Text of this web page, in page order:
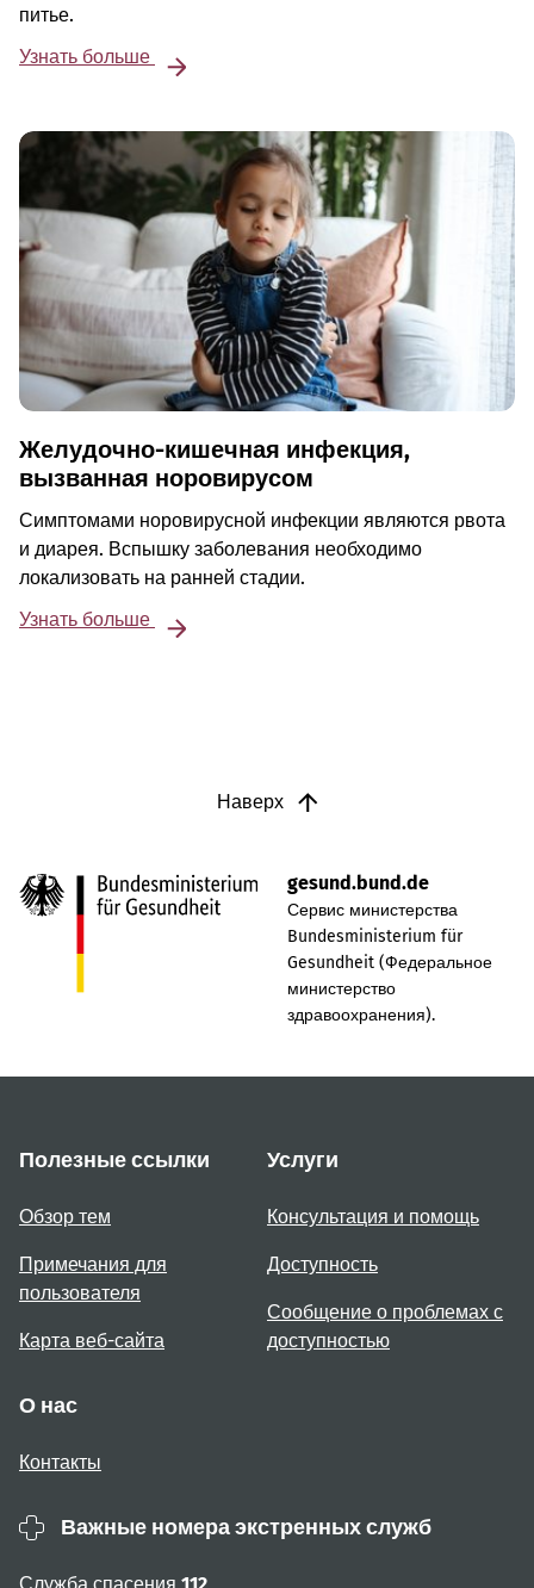
питье.
Узнать больше
Желудочно-кишечная инфекция,
вызванная норовирусом
Симптомами норовирусной инфекции являются рвота
и диарея. Вспышку заболевания необходимо
локализовать на ранней стадии.
Узнать больше
Наверх
gesund.bund.de
Сервис министерства
Bundesministerium für
Gesundheit (Федеральное
министерство
здравоохранения).
Полезные ссылки
Обзор тем
Примечания для
пользователя
Карта веб-сайта
Услуги
Консультация и помощь
Доступность
Сообщение о проблемах с
доступностью
О нас
Контакты
Важные номера экстренных служб
Служба спасения 112